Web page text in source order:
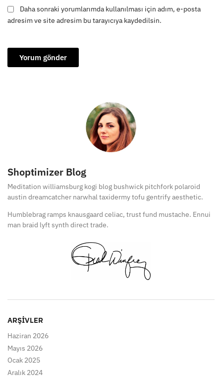
Daha sonraki yorumlarımda kullanılması için adım, e-posta
adresim ve site adresim bu tarayıcıya kaydedilsin.
Shoptimizer Blog
Meditation williamsburg kogi blog bushwick pitchfork polaroid
austin dreamcatcher narwhal taxidermy tofu gentrify aesthetic.
Humblebrag ramps knausgaard celiac, trust fund mustache. Ennui
man braid lyft synth direct trade.
ARŞIVLER
Haziran 2026
Mayıs 2026
Ocak 2025
Aralık 2024